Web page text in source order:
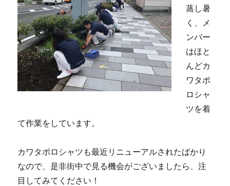
蒸し暑
く、メ
ンバー
はほと
んどカ
ワタポ
ロシャ
ツを着
て作業をしています。
カワタポロシャツも最近リニューアルされたばかり
なので、是非街中で見る機会がございましたら、注
目してみてください！